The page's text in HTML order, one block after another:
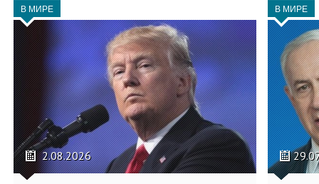
В МИРЕ
2.08.2026
В МИРЕ